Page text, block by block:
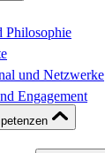
Philosophie
und Netzwerke
Engagement